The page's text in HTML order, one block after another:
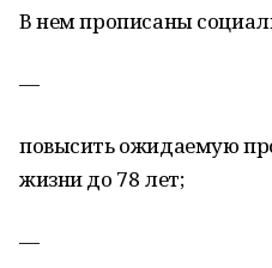
В нем прописаны
—
повысить ожидаемую
жизни до 78 лет;
—